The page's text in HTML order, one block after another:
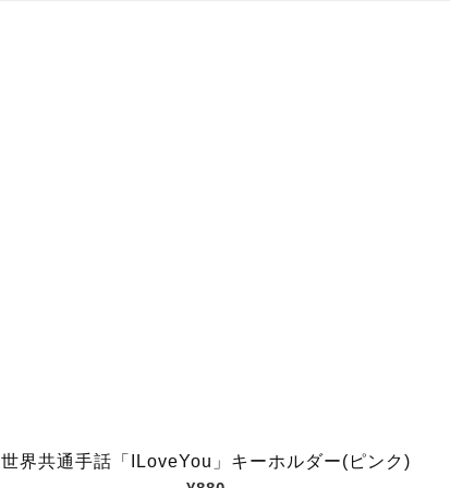
世界共通手話「ILoveYou」キーホルダー(ピンク)